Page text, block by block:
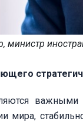
министр
важными
мира,